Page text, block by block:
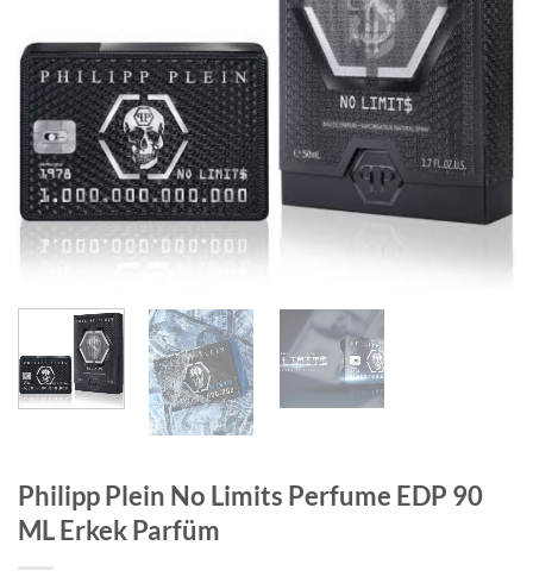
Philipp Plein No Limits Perfume EDP 90
ML Erkek Parfüm